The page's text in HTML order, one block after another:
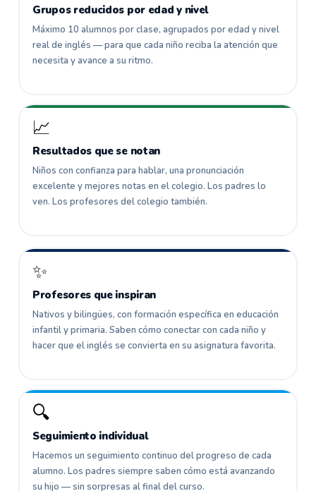
Grupos reducidos por edad y nivel
Máximo 10 alumnos por clase, agrupados por edad y nivel
real de inglés — para que cada niño reciba la atención que
necesita y avance a su ritmo.
📈
Resultados que se notan
Niños con confianza para hablar, una pronunciación
excelente y mejores notas en el colegio. Los padres lo
ven. Los profesores del colegio también.
✨
Profesores que inspiran
Nativos y bilingües, con formación específica en educación
infantil y primaria. Saben cómo conectar con cada niño y
hacer que el inglés se convierta en su asignatura favorita.
🔍
Seguimiento individual
Hacemos un seguimiento continuo del progreso de cada
alumno. Los padres siempre saben cómo está avanzando
su hijo — sin sorpresas al final del curso.